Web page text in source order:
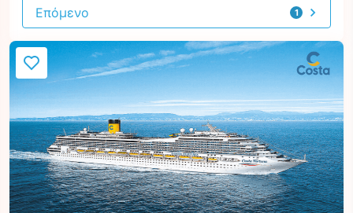
1
προσφορά
Επόμενο